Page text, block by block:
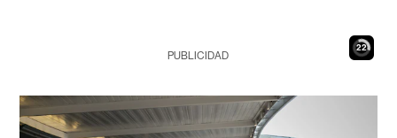
21
PUBLICIDAD